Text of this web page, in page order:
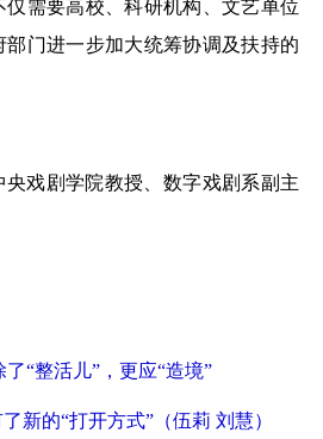
需要高校、科研机构、文艺单位
门进一步加大统筹协调及扶持的
央戏剧学院教授、数字戏剧系副主
“整活儿”，更应“造境”
新的“打开方式”（伍莉 刘慧）